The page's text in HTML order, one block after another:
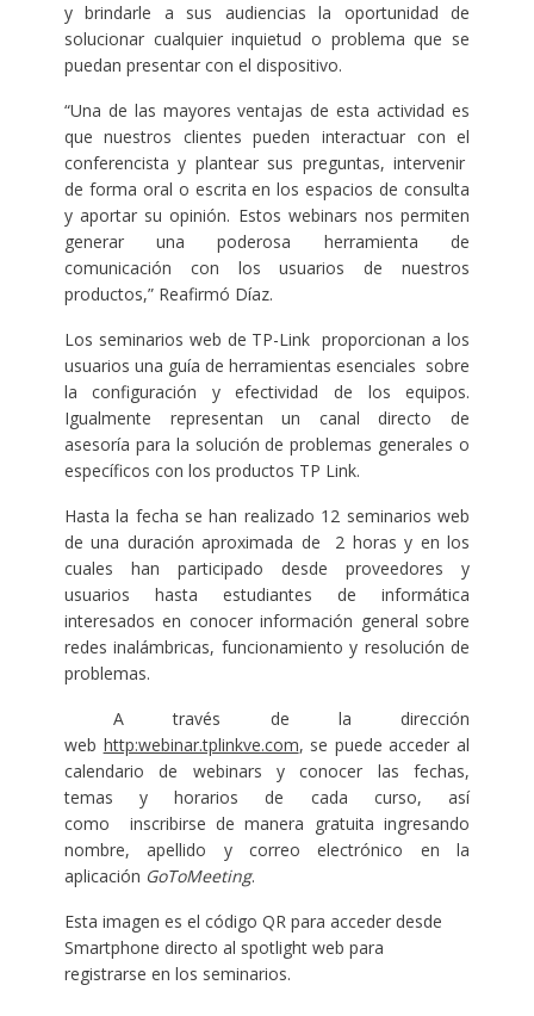
y brindarle a sus audiencias la oportunidad de
solucionar cualquier inquietud o problema que se
puedan presentar con el dispositivo.
“Una de las mayores ventajas de esta actividad es
que nuestros clientes pueden interactuar con el
conferencista y plantear sus preguntas, intervenir
de forma oral o escrita en los espacios de consulta
y aportar su opinión. Estos webinars nos permiten
generar una poderosa herramienta de
comunicación con los usuarios de nuestros
productos,” Reafirmó Díaz.
Los seminarios web de TP-Link proporcionan a los
usuarios una guía de herramientas esenciales sobre
la configuración y efectividad de los equipos.
Igualmente representan un canal directo de
asesoría para la solución de problemas generales o
específicos con los productos TP Link.
Hasta la fecha se han realizado 12 seminarios web
de una duración aproximada de 2 horas y en los
cuales han participado desde proveedores y
usuarios hasta estudiantes de informática
interesados en conocer información general sobre
redes inalámbricas, funcionamiento y resolución de
problemas.
A través de la dirección
web http:webinar.tplinkve.com, se puede acceder al
calendario de webinars y conocer las fechas,
temas y horarios de cada curso, así
como inscribirse de manera gratuita ingresando
nombre, apellido y correo electrónico en la
aplicación GoToMeeting.
Esta imagen es el código QR para acceder desde
Smartphone directo al spotlight web para
registrarse en los seminarios.